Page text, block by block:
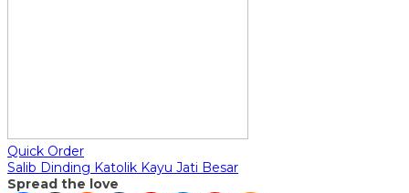
Quick Order
Salib Dinding Katolik Kayu Jati Besar
Spread the love